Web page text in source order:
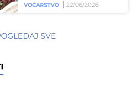
VOĆARSTVO 22/06/2026
SVE